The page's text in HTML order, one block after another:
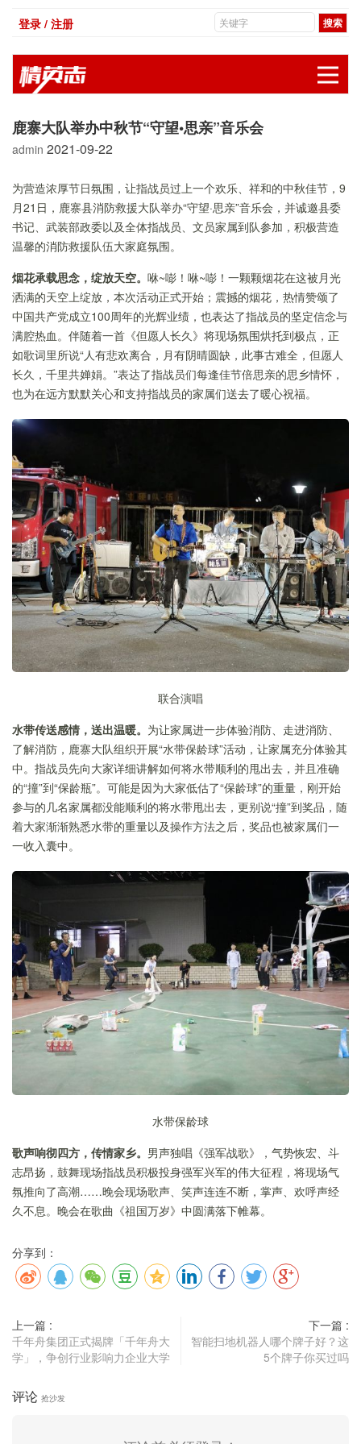
登录 / 注册
鹿寨大队举办中秋节“守望•思亲”音乐会
admin 2021-09-22
为营造浓厚节日氛围，让指战员过上一个欢乐、祥和的中秋佳节，9
月21日，鹿寨县消防救援大队举办“守望·思亲”音乐会，并诚邀县委
书记、武装部政委以及全体指战员、文员家属到队参加，积极营造
温馨的消防救援队伍大家庭氛围。
烟花承载思念，绽放天空。 咻~嘭！咻~嘭！一颗颗烟花在这被月光
洒满的天空上绽放，本次活动正式开始；震撼的烟花，热情赞颂了
中国共产党成立100周年的光辉业绩，也表达了指战员的坚定信念与
满腔热血。伴随着一首《但愿人长久》将现场氛围烘托到极点，正
如歌词里所说“人有悲欢离合，月有阴晴圆缺，此事古难全，但愿人
长久，千里共婵娟。”表达了指战员们每逢佳节倍思亲的思乡情怀，
也为在远方默默关心和支持指战员的家属们送去了暖心祝福。
联合演唱
水带传送感情，送出温暖。 为让家属进一步体验消防、走进消防、
了解消防，鹿寨大队组织开展“水带保龄球”活动，让家属充分体验其
中。指战员先向大家详细讲解如何将水带顺利的甩出去，并且准确
的“撞”到“保龄瓶”。可能是因为大家低估了“保龄球”的重量，刚开始
参与的几名家属都没能顺利的将水带甩出去，更别说“撞”到奖品，随
着大家渐渐熟悉水带的重量以及操作方法之后，奖品也被家属们一
一收入囊中。
水带保龄球
歌声响彻四方，传情家乡。 男声独唱《强军战歌》，气势恢宏、斗
志昂扬，鼓舞现场指战员积极投身强军兴军的伟大征程，将现场气
氛推向了高潮……晚会现场歌声、笑声连连不断，掌声、欢呼声经
久不息。晚会在歌曲《祖国万岁》中圆满落下帷幕。
分享到：
上一篇 :
千年舟集团正式揭牌「千年舟大
学」，争创行业影响力企业大学
下一篇 :
智能扫地机器人哪个牌子好？这
5个牌子你买过吗
评论 抢沙发